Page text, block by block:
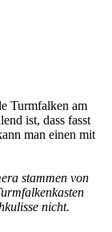
Turmfalken am
ist, dass fasst
man einen mit
stammen von
nicht.